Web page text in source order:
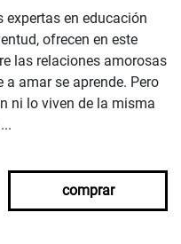
expertas en educación
ofrecen en este
las relaciones amorosas
a amar se aprende. Pero
ni lo viven de la misma
comprar